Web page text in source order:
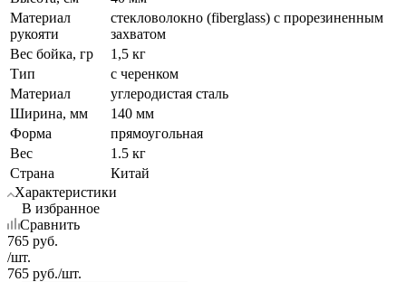
Материал
рукояти
стекловолокно (fiberglass) с прорезиненным
захватом
Вес бойка, гр
1,5 кг
Тип
с черенком
Материал
углеродистая сталь
Ширина, мм
140 мм
Форма
прямоугольная
Вес
1.5 кг
Страна
Китай
Характеристики
В избранное
Сравнить
765 руб.
/шт.
765 руб./шт.